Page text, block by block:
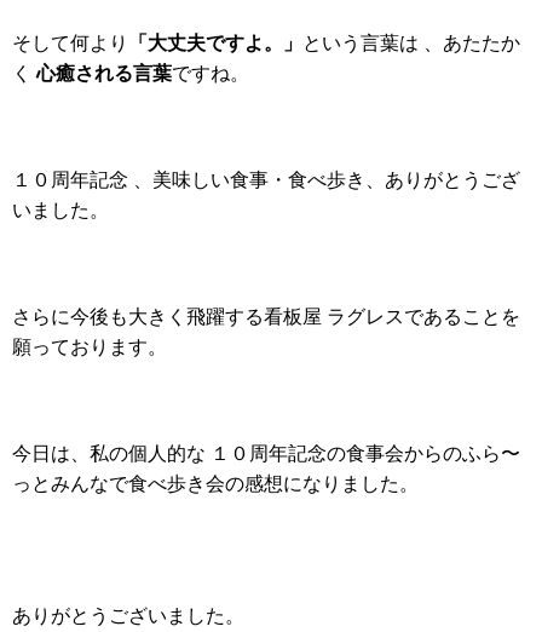
そして何より 「大丈夫ですよ。」 という言葉は 、あたたか
く心癒される言葉ですね。
１０周年記念 、美味しい食事・食べ歩き、ありがとうござ
いました。
さらに今後も大きく飛躍する看板屋 ラグレスであることを
願っております。
今日は、私の個人的な １０周年記念の食事会からのふら〜
っとみんなで食べ歩き会の感想になりました。
ありがとうございました。